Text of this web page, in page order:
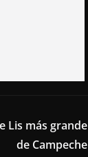
Lis más grande
de Campeche